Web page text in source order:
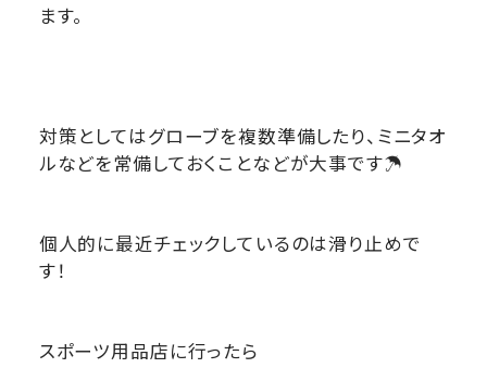
ます。
対策としてはグローブを複数準備したり、ミニタオ
ルなどを常備しておくことなどが大事です☂
個人的に最近チェックしているのは滑り止めで
す！
スポーツ用品店に行ったら